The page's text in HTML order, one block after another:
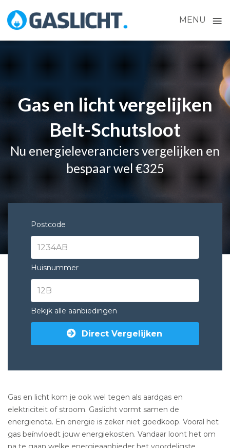
MENU ≡
Skip
to
content
Gas en licht vergelijken
Belt-Schutsloot
Nu energieleveranciers vergelijken en
bespaar wel €325
Postcode
Huisnummer
Bekijk alle aanbiedingen
Direct Vergelijken
Gas en licht kom je ook wel tegen als aardgas en
elektriciteit of stroom. Gaslicht vormt samen de
energienota. En energie is zeker niet goedkoop. Vooral het
gas beïnvloedt jouw energiekosten. Vandaar loont het om